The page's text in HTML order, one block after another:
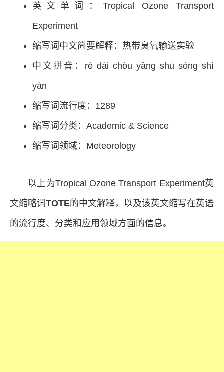
英文单词：Tropical Ozone Transport
Experiment
缩写词中文简要解释：热带臭氧输送实验
中文拼音：rè dài chòu yǎng shū sòng shí
yàn
缩写词流行度：1289
缩写词分类：Academic & Science
缩写词领域：Meteorology
以上为Tropical Ozone Transport Experiment英
文缩略词 TOTE的中文解释，以及该英文缩写在英语
的流行度、分类和应用领域方面的信息。